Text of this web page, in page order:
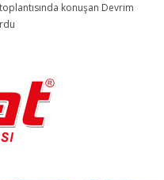
konuşan Devrim